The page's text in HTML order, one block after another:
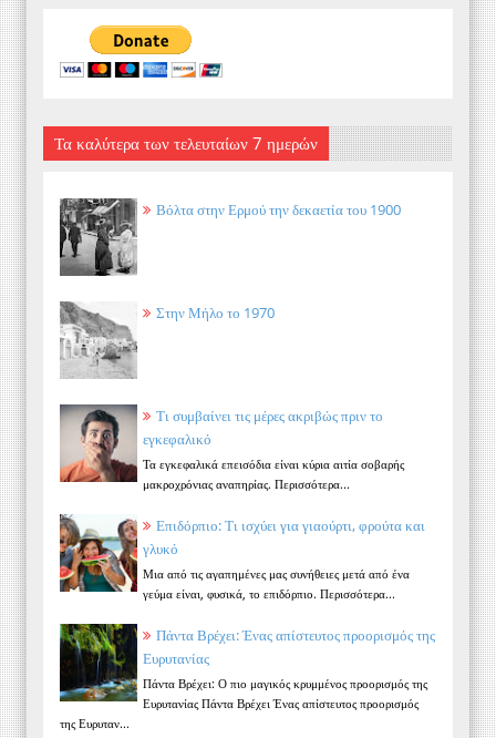
Τα καλύτερα των τελευταίων 7 ημερών
Βόλτα στην Ερμού την δεκαετία του 1900
Στην Μήλο το 1970
Τι συμβαίνει τις μέρες ακριβώς πριν το
εγκεφαλικό
Τα εγκεφαλικά επεισόδια είναι κύρια αιτία σοβαρής
μακροχρόνιας αναπηρίας. Περισσότερα...
Επιδόρπιο: Τι ισχύει για γιαούρτι, φρούτα και
γλυκό
Μια από τις αγαπημένες μας συνήθειες μετά από ένα
γεύμα είναι, φυσικά, το επιδόρπιο. Περισσότερα...
Πάντα Βρέχει: Ένας απίστευτος προορισμός της
Ευρυτανίας
Πάντα Βρέχει: Ο πιο μαγικός κρυμμένος προορισμός της
Ευρυτανίας Πάντα Βρέχει Ένας απίστευτος προορισμός
της Ευρυταν...